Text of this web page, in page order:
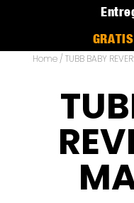
Home/ TUBB BABY